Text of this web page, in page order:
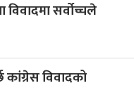
सर्वोच्चले
विवादको